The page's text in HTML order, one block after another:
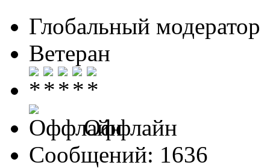
Глобальный модератор
Ветеран
Оффлайн
Сообщений: 1636